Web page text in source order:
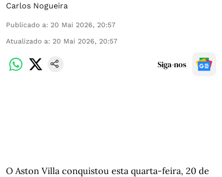
Carlos Nogueira
Publicado a: 20 Mai 2026, 20:57
Atualizado a: 20 Mai 2026, 20:57
Siga-nos
O Aston Villa conquistou esta quarta-feira, 20 de